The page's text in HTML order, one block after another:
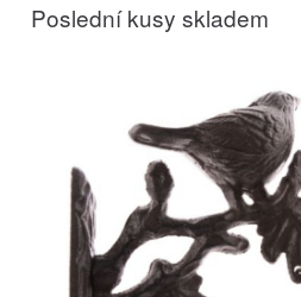
Poslední kusy skladem